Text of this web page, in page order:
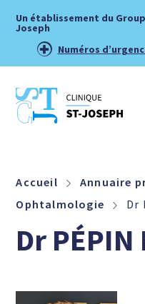
Un établissement du
Joseph
Numéros
Accueil
Annuaire
Ophtalmologie
Dr
Dr